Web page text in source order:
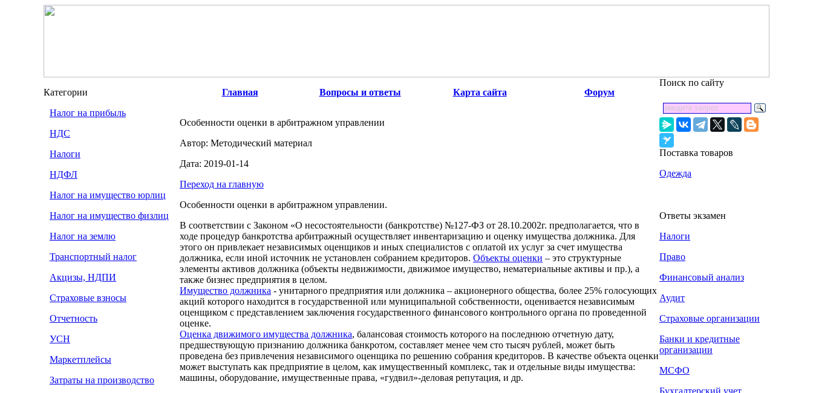
Категории
Налог на прибыль
НДС
Налоги
НДФЛ
Налог на имущество юрлиц
Налог на имущество физлиц
Налог на землю
Транспортный налог
Акцизы, НДПИ
Страховые взносы
Отчетность
УСН
Маркетплейсы
Затраты на производство
Главная Вопросы и ответы Карта сайта Форум
Особенности оценки в арбитражном управлении
Автор: Методический материал
Дата: 2019-01-14
Переход на главную
Особенности оценки в арбитражном управлении.
В соответствии с Законом «О несостоятельности (банкротстве) №127-ФЗ от 28.10.2002г. предполагается, что в
ходе процедур банкротства арбитражный осуществляет инвентаризацию и оценку имущества должника. Для
этого он привлекает независимых оценщиков и иных специалистов с оплатой их услуг за счет имущества
должника, если иной источник не установлен собранием кредиторов. Объекты оценки – это структурные
элементы активов должника (объекты недвижимости, движимое имущество, нематериальные активы и пр.), а
также бизнес предприятия в целом.
Имущество должника - унитарного предприятия или должника – акционерного общества, более 25% голосующих
акций которого находится в государственной или муниципальной собственности, оценивается независимым
оценщиком с представлением заключения государственного финансового контрольного органа по проведенной
оценке.
Оценка движимого имущества должника, балансовая стоимость которого на последнюю отчетную дату,
предшествующую признанию должника банкротом, составляет менее чем сто тысяч рублей, может быть
проведена без привлечения независимого оценщика по решению собрания кредиторов. В качестве объекта оценки
может выступать как предприятие в целом, как имущественный комплекс, так и отдельные виды имущества:
машины, оборудование, имущественные права, «гудвил»-деловая репутация, и др.
Поиск по сайту
Поставка товаров
Одежда
Ответы экзамен
Налоги
Право
Финансовый анализ
Аудит
Страховые организации
Банки и кредитные
организации
МСФО
Бухгалтерский учет